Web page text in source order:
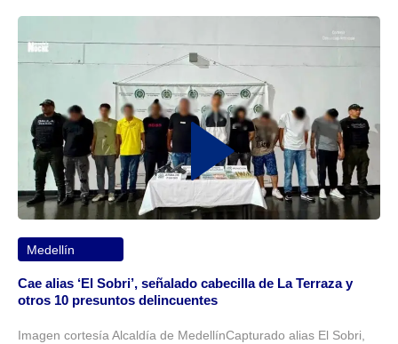
Medellín
Cae alias ‘El Sobri’, señalado cabecilla de La Terraza y
otros 10 presuntos delincuentes
Imagen cortesía Alcaldía de MedellínCapturado alias El Sobri,